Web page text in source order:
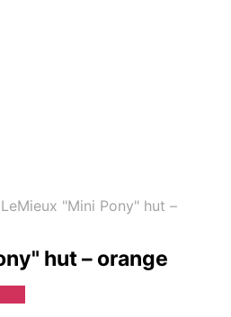
LeMieux "Mini Pony" hut –
hut – orange